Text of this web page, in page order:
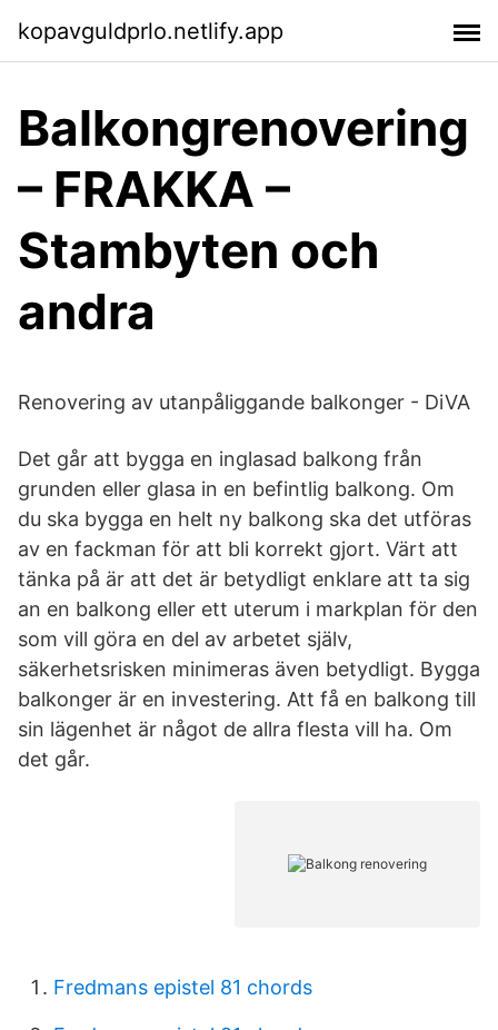
kopavguldprlo.netlify.app
Balkongrenovering
– FRAKKA –
Stambyten och
andra
Renovering av utanpåliggande balkonger - DiVA
Det går att bygga en inglasad balkong från
grunden eller glasa in en befintlig balkong. Om
du ska bygga en helt ny balkong ska det utföras
av en fackman för att bli korrekt gjort. Värt att
tänka på är att det är betydligt enklare att ta sig
an en balkong eller ett uterum i markplan för den
som vill göra en del av arbetet själv,
säkerhetsrisken minimeras även betydligt. Bygga
balkonger är en investering. Att få en balkong till
sin lägenhet är något de allra flesta vill ha. Om
det går.
Fredmans epistel 81 chords